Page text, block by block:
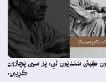
ڪِيئَن سَندِيُون تَنِ، پَرَ سين پَچارُون
ڪَرِيين.